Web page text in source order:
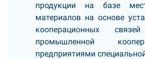
продукции на базе
материалов на основе
кооперационных
промышленной
предприятиями